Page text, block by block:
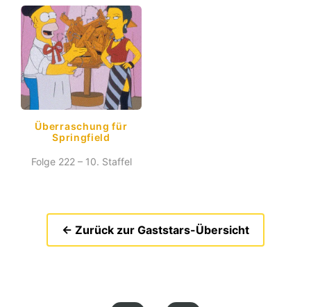
Überraschung für
Springfield
Folge 222 – 10. Staffel
← Zurück zur Gaststars-Übersicht